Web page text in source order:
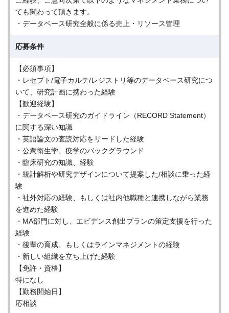
ても関わって頂きます。
・データベース研究全般に係る売上・リソース管理
応募条件
【必須事項】
・レセプト/電子カルテ/レジストリ等のデータベース研究につ
いて、研究計画に携わった経験
【歓迎経験】
・データベース研究のガイドライン（RECORD Statement）
に関する深い知識
・英語論文の査読対応をリードした経験
・公衆衛生学、疫学のバックグラウンド
・臨床研究の知識、経験
・統計解析や研究デザインについて提案した/相談に乗った経
験
・社外対応の経験、もしくは社内他職種と連携しながら業務
を進めた経験
・MA部門に対し、エビデンス創出プランの策定支援を行った
経験
・後輩の育成、もしくはラインマネジメントの経験
・新しい組織を立ち上げた経験
【免許・資格】
特になし
【勤務開始日】
応相談